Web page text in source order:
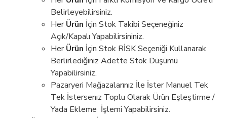
Belirleyebilirsiniz.
HerÜrün İçin Stok Takibi Seçeneğiniz
Açık/Kapalı Yapabilirsininiz.
HerÜrün İçin Stok RİSK Seçeniği Kullanarak
Berlirlediğiniz Adette Stok Düşümü
Yapabilirsiniz.
Pazaryeri Mağazalarınız İle İster Manuel Tek
Tek İstersenız Toplu Olarak Ürün Eşleştirme /
Yada Ekleme İşlemi Yapabilirsiniz.